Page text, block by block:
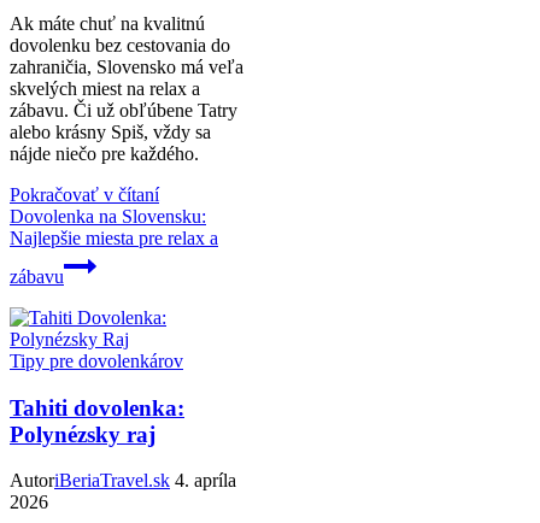
Ak máte chuť na kvalitnú
dovolenku bez cestovania do
zahraničia, Slovensko má veľa
skvelých miest na relax a
zábavu. Či už obľúbene Tatry
alebo krásny Spiš, vždy sa
nájde niečo pre každého.
Pokračovať v čítaní
Dovolenka na Slovensku:
Najlepšie miesta pre relax a
zábavu
Tipy pre dovolenkárov
Tahiti dovolenka:
Polynézsky raj
AutoriBeriaTravel.sk 4. apríla
2026